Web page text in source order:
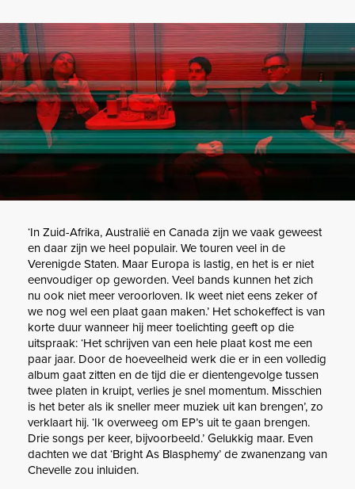
‘In Zuid-Afrika, Australië en Canada zijn we vaak geweest
en daar zijn we heel populair. We touren veel in de
Verenigde Staten. Maar Europa is lastig, en het is er niet
eenvoudiger op geworden. Veel bands kunnen het zich
nu ook niet meer veroorloven. Ik weet niet eens zeker of
we nog wel een plaat gaan maken.’ Het schokeffect is van
korte duur wanneer hij meer toelichting geeft op die
uitspraak: ‘Het schrijven van een hele plaat kost me een
paar jaar. Door de hoeveelheid werk die er in een volledig
album gaat zitten en de tijd die er dientengevolge tussen
twee platen in kruipt, verlies je snel momentum. Misschien
is het beter als ik sneller meer muziek uit kan brengen’, zo
verklaart hij. ‘Ik overweeg om EP’s uit te gaan brengen.
Drie songs per keer, bijvoorbeeld.’ Gelukkig maar. Even
dachten we dat ‘Bright As Blasphemy’ de zwanenzang van
Chevelle zou inluiden.